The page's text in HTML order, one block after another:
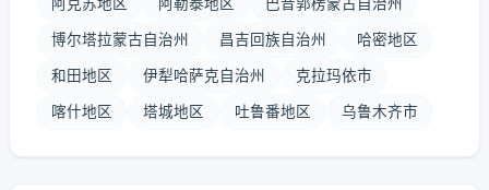
博尔塔拉蒙古自治州 昌吉回族自治州 哈密地区
和田地区 伊犁哈萨克自治州 克拉玛依市
喀什地区 塔城地区 吐鲁番地区 乌鲁木齐市